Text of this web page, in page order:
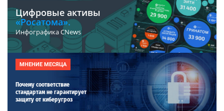
Цифровые активы
«Росатома».
Инфографика CNews
МНЕНИЕ МЕСЯЦА
Почему соответствие
стандартам не гарантирует
защиту от киберугроз